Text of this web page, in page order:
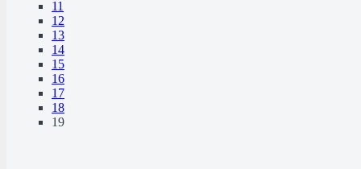
11
12
13
14
15
16
17
18
19